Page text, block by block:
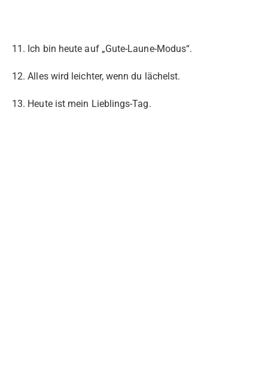
11. Ich bin heute auf „Gute-Laune-Modus“.
12. Alles wird leichter, wenn du lächelst.
13. Heute ist mein Lieblings-Tag.